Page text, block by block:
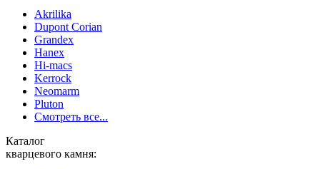
Akrilika
Dupont Corian
Grandex
Hanex
Hi-macs
Kerrock
Neomarm
Pluton
Смотреть все...
Каталог
кварцевого камня: